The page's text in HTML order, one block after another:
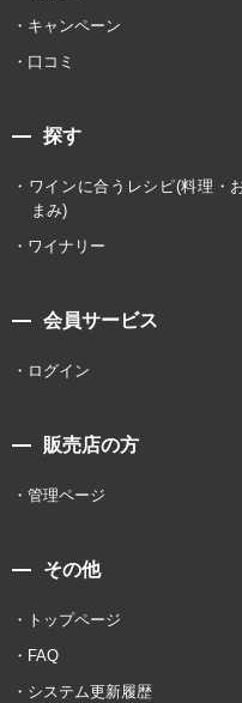
キャンペーン
口コミ
探す
ワインに合うレシピ(料理・
まみ)
ワイナリー
会員サービス
ログイン
販売店の方
管理ページ
その他
トップページ
FAQ
システム更新履歴